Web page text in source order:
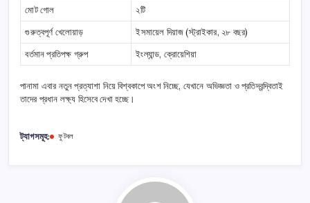
মোট গোল
২টি
গুরুত্বপূর্ণ খেলোয়াড়
ইসমায়েল দিয়াজ (স্ট্রাইকার, ২৮ বছর)
বর্তমান প্রতিপক্ষ গ্রুপ
ইংল্যান্ড, ক্রোয়েশিয়া
পানামা এবার নতুন প্রত্যাশা নিয়ে বিশ্বকাপে অংশ নিচ্ছে, যেখানে অভিজ্ঞতা ও প্রতিদ্বন্দ্বিতাই
তাদের প্রধান লক্ষ্য হিসেবে দেখা হচ্ছে।
ট্যাগসমূহ: ফুটবল